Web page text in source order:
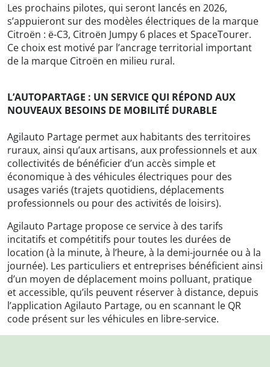
Les prochains pilotes, qui seront lancés en 2026,
s’appuieront sur des modèles électriques de la marque
Citroën : ë-C3, Citroën Jumpy 6 places et SpaceTourer.
Ce choix est motivé par l’ancrage territorial important
de la marque Citroën en milieu rural.
L’AUTOPARTAGE : UN SERVICE QUI RÉPOND AUX
NOUVEAUX BESOINS DE MOBILITÉ DURABLE
Agilauto Partage permet aux habitants des territoires
ruraux, ainsi qu’aux artisans, aux professionnels et aux
collectivités de bénéficier d’un accès simple et
économique à des véhicules électriques pour des
usages variés (trajets quotidiens, déplacements
professionnels ou pour des activités de loisirs).
Agilauto Partage propose ce service à des tarifs
incitatifs et compétitifs pour toutes les durées de
location (à la minute, à l’heure, à la demi-journée ou à la
journée). Les particuliers et entreprises bénéficient ainsi
d’un moyen de déplacement moins polluant, pratique
et accessible, qu’ils peuvent réserver à distance, depuis
l’application Agilauto Partage, ou en scannant le QR
code présent sur les véhicules en libre-service.